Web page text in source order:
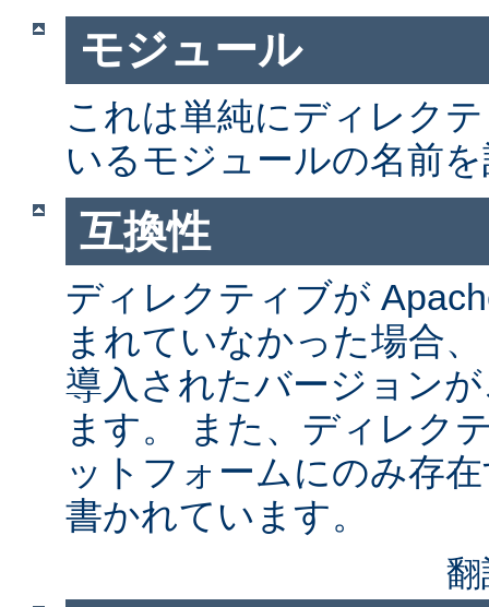
モジュール
これは単純にディレク
いるモジュールの名前
互換性
ディレクティブが
まれていなかった場合
導入されたバージョン
ます。 また、ディレク
ットフォームにのみ存
書かれています。